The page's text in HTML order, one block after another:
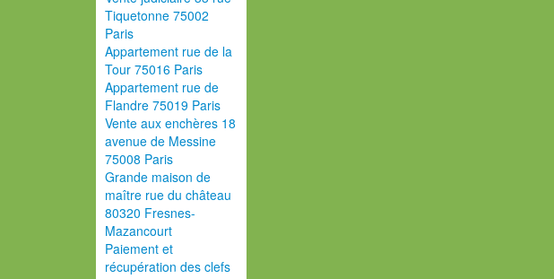
Tiquetonne 75002
Paris
Appartement rue de la
Tour 75016 Paris
Appartement rue de
Flandre 75019 Paris
Vente aux enchères 18
avenue de Messine
75008 Paris
Grande maison de
maître rue du château
80320 Fresnes-
Mazancourt
Paiement et
récupération des clefs